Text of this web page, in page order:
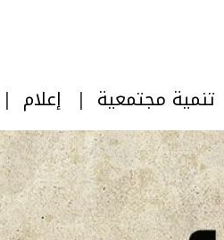
تنمية مجتمعية إعلام